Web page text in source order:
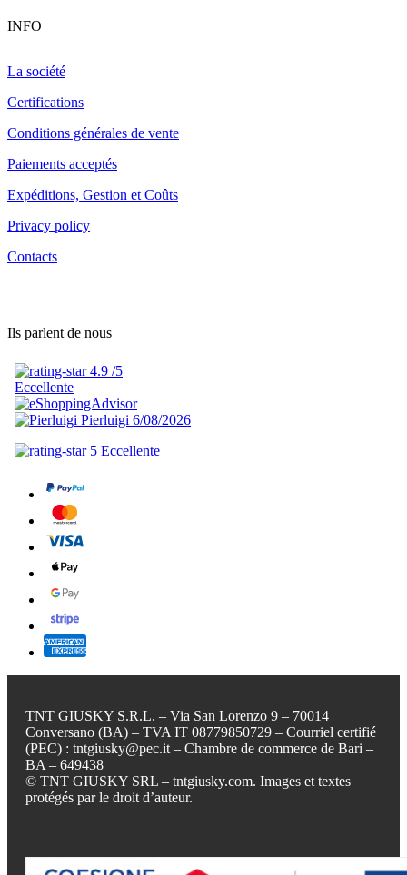
INFO
La société
Certifications
Conditions générales de vente
Paiements acceptés
Expéditions, Gestion et Coûts
Privacy policy
Contacts
Ils parlent de nous
TNT GIUSKY S.R.L. – Via San Lorenzo 9 – 70014
Conversano (BA) – TVA IT 08779850729 – Courriel certifié
(PEC) : tntgiusky@pec.it – Chambre de commerce de Bari –
BA – 649438
© TNT GIUSKY SRL – tntgiusky.com. Images et textes
protégés par le droit d’auteur.